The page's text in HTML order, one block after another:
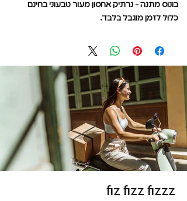
בונוס מתנה - נרתיק אחסון מעור טבעוני בחינם
כלול לזמן מוגבל בלבד.
fiz fizz fizzz